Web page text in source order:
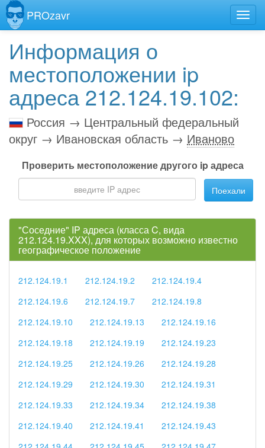
PROzavr
Информация о
местоположении ip
адреса 212.124.19.102:
Россия → Центральный федеральный
округ → Ивановская область → Иваново
Проверить местоположение другого ip адреса
Поехали
"Соседние" IP адреса (класса C, вида
212.124.19.XXX), для которых возможно известно
географическое положение
212.124.19.1 212.124.19.2
212.124.19.4
212.124.19.6
212.124.19.7
212.124.19.8
212.124.19.10
212.124.19.13
212.124.19.16
212.124.19.18
212.124.19.19
212.124.19.23
212.124.19.25
212.124.19.26
212.124.19.28
212.124.19.29
212.124.19.30
212.124.19.31
212.124.19.33
212.124.19.34
212.124.19.38
212.124.19.40
212.124.19.41
212.124.19.43